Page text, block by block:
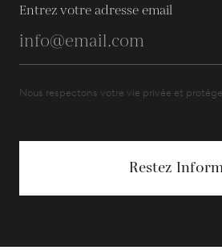
Entrez votre adresse email
Nous respectons votre vie privée et
Restez